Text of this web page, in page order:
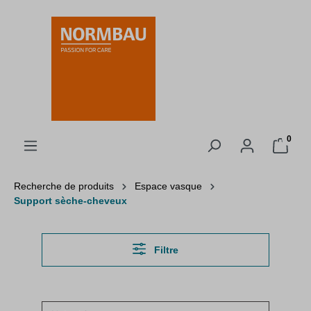
principal
0
Recherche de produits
Espace vasque
Support sèche-cheveux
Filtre